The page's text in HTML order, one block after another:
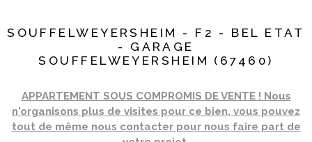
SOUFFELWEYERSHEIM - F2 - BEL ETAT
- GARAGE
SOUFFELWEYERSHEIM (67460)
APPARTEMENT SOUS COMPROMIS DE VENTE ! Nous
n'organisons plus de visites pour ce bien, vous pouvez
tout de même nous contacter pour nous faire part de